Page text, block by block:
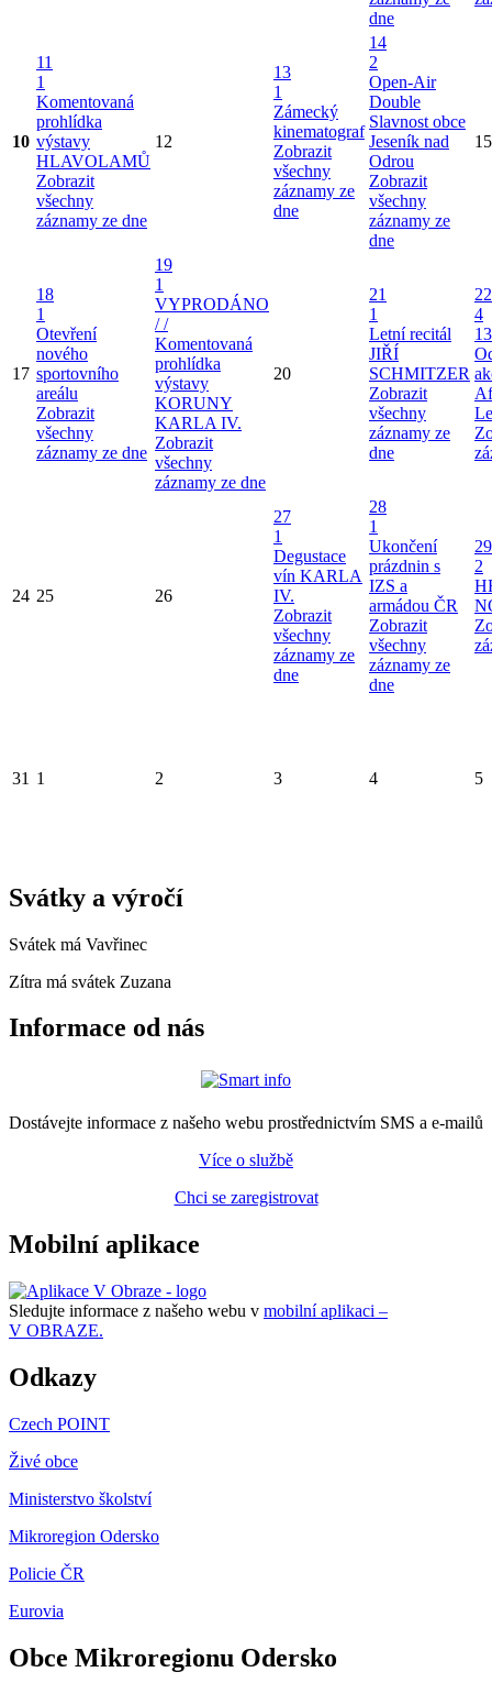
dne
10
11
1
Komentovaná
prohlídka
výstavy
HLAVOLAMŮ
Zobrazit
všechny
záznamy ze dne
12
13
1
Zámecký
kinematograf
Zobrazit
všechny
záznamy ze
dne
14
2
Open-Air
Double
Slavnost obce
Jeseník nad
Odrou
Zobrazit
všechny
záznamy ze
dne
15
17
18
1
Otevření
nového
sportovního
areálu
Zobrazit
všechny
záznamy ze dne
19
1
VYPRODÁNO
/ /
Komentovaná
prohlídka
výstavy
KORUNY
KARLA IV.
Zobrazit
všechny
záznamy ze dne
20
21
1
Letní recitál
JIŘÍ
SCHMITZER
Zobrazit
všechny
záznamy ze
dne
22
4
24 25 26
27
1
Degustace
vín KARLA
IV.
Zobrazit
všechny
záznamy ze
dne
28
1
Ukončení
prázdnin s
IZS a
armádou ČR
Zobrazit
všechny
záznamy ze
dne
29
2
31 1 2 3 4 5
Svátky a výročí
Svátek má Vavřinec
Zítra má svátek Zuzana
Informace od nás
Dostávejte informace z našeho webu prostřednictvím SMS a e-mailů
Více o službě
Chci se zaregistrovat
Mobilní aplikace
Sledujte informace z našeho webu v mobilní aplikaci –
V OBRAZE.
Odkazy
Czech POINT
Živé obce
Ministerstvo školství
Mikroregion Odersko
Policie ČR
Eurovia
Obce Mikroregionu Odersko